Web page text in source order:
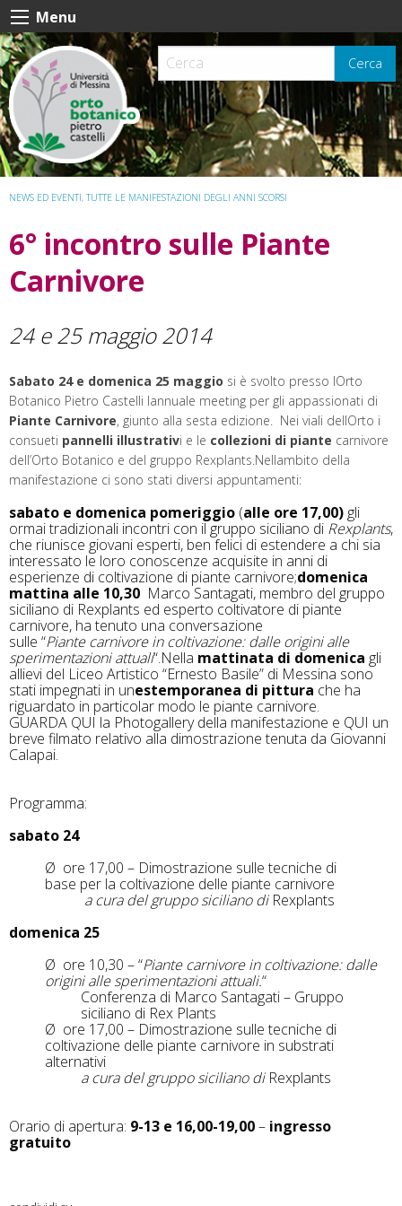
Skip
to
content
Menu
Cerca
NEWS ED EVENTI, TUTTE LE MANIFESTAZIONI DEGLI ANNI SCORSI
6° incontro sulle Piante
Carnivore
24 e 25 maggio 2014
Sabato 24 e domenica 25 maggio si è svolto presso lOrto
Botanico Pietro Castelli lannuale meeting per gli appassionati di
Piante Carnivore, giunto alla sesta edizione. Nei viali dellOrto i
consueti pannelli illustrativi e le collezioni di piante carnivore
dell’Orto Botanico e del gruppo Rexplants.Nellambito della
manifestazione ci sono stati diversi appuntamenti:
sabato e domenica pomeriggio (alle ore 17,00) gli
ormai tradizionali incontri con il gruppo siciliano di Rexplants,
che riunisce giovani esperti, ben felici di estendere a chi sia
interessato le loro conoscenze acquisite in anni di
esperienze di coltivazione di piante carnivore;domenica
mattina alle 10,30 Marco Santagati, membro del gruppo
siciliano di Rexplants ed esperto coltivatore di piante
carnivore, ha tenuto una conversazione
sulle “Piante carnivore in coltivazione: dalle origini alle
sperimentazioni attuali“.Nella mattinata di domenica gli
allievi del Liceo Artistico “Ernesto Basile” di Messina sono
stati impegnati in unestemporanea di pittura che ha
riguardato in particolar modo le piante carnivore.
GUARDA QUI la Photogallery della manifestazione e QUI un
breve filmato relativo alla dimostrazione tenuta da Giovanni
Calapai.
Programma:
sabato 24
Ø ore 17,00 – Dimostrazione sulle tecniche di
base per la coltivazione delle piante carnivore
a cura del gruppo siciliano di Rexplants
domenica 25
Ø ore 10,30 – “Piante carnivore in coltivazione: dalle
origini alle sperimentazioni attuali.“
Conferenza di Marco Santagati – Gruppo
siciliano di Rex Plants
Ø ore 17,00 – Dimostrazione sulle tecniche di
coltivazione delle piante carnivore in substrati
alternativi
a cura del gruppo siciliano di Rexplants
Orario di apertura: 9-13 e 16,00-19,00– ingresso
gratuito